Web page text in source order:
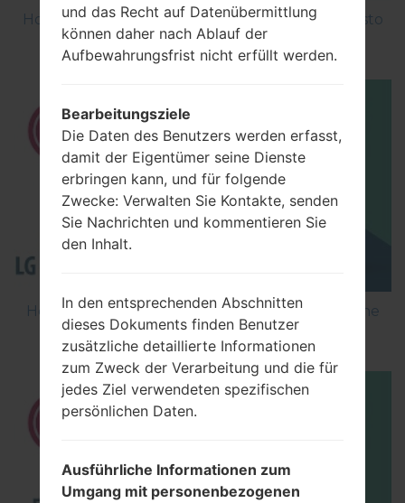
How to Factory Reset through menu on LG Aristo
MS210?
How to Flash Stock Firmware on LG Smartphone
using LG Flash Tool 2014?
und das Recht auf Datenübermittlung
können daher nach Ablauf der
Aufbewahrungsfrist nicht erfüllt werden.
Bearbeitungsziele
Die Daten des Benutzers werden erfasst,
damit der Eigentümer seine Dienste
erbringen kann, und für folgende
Zwecke: Verwalten Sie Kontakte, senden
Sie Nachrichten und kommentieren Sie
den Inhalt.
In den entsprechenden Abschnitten
dieses Dokuments finden Benutzer
zusätzliche detaillierte Informationen
zum Zweck der Verarbeitung und die für
jedes Ziel verwendeten spezifischen
persönlichen Daten.
Ausführliche Informationen zum
Umgang mit personenbezogenen